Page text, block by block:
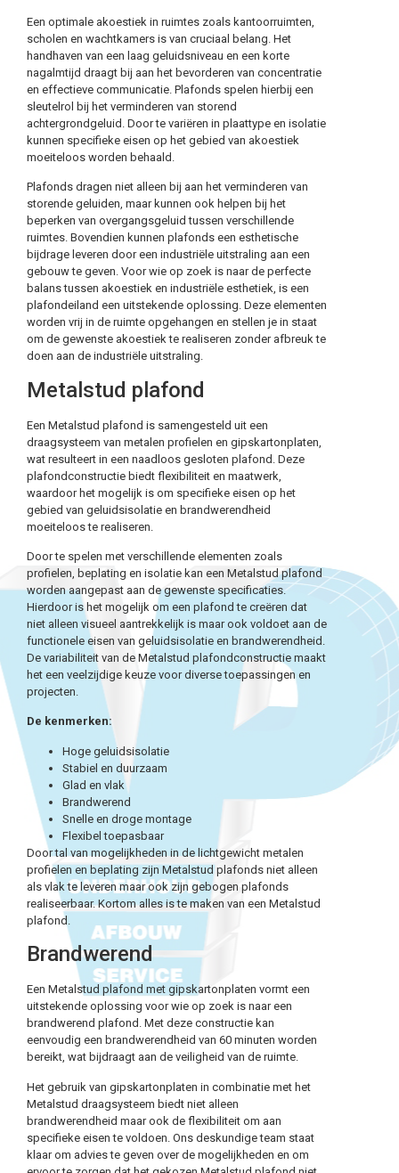
Een optimale akoestiek in ruimtes zoals kantoorruimten,
scholen en wachtkamers is van cruciaal belang. Het
handhaven van een laag geluidsniveau en een korte
nagalmtijd draagt bij aan het bevorderen van concentratie
en effectieve communicatie. Plafonds spelen hierbij een
sleutelrol bij het verminderen van storend
achtergrondgeluid. Door te variëren in plaattype en isolatie
kunnen specifieke eisen op het gebied van akoestiek
moeiteloos worden behaald.
Plafonds dragen niet alleen bij aan het verminderen van
storende geluiden, maar kunnen ook helpen bij het
beperken van overgangsgeluid tussen verschillende
ruimtes. Bovendien kunnen plafonds een esthetische
bijdrage leveren door een industriële uitstraling aan een
gebouw te geven. Voor wie op zoek is naar de perfecte
balans tussen akoestiek en industriële esthetiek, is een
plafondeiland een uitstekende oplossing. Deze elementen
worden vrij in de ruimte opgehangen en stellen je in staat
om de gewenste akoestiek te realiseren zonder afbreuk te
doen aan de industriële uitstraling.
Metalstud plafond
Een Metalstud plafond is samengesteld uit een
draagsysteem van metalen profielen en gipskartonplaten,
wat resulteert in een naadloos gesloten plafond. Deze
plafondconstructie biedt flexibiliteit en maatwerk,
waardoor het mogelijk is om specifieke eisen op het
gebied van geluidsisolatie en brandwerendheid
moeiteloos te realiseren.
Door te spelen met verschillende elementen zoals
profielen, beplating en isolatie kan een Metalstud plafond
worden aangepast aan de gewenste specificaties.
Hierdoor is het mogelijk om een plafond te creëren dat
niet alleen visueel aantrekkelijk is maar ook voldoet aan de
functionele eisen van geluidsisolatie en brandwerendheid.
De variabiliteit van de Metalstud plafondconstructie maakt
het een veelzijdige keuze voor diverse toepassingen en
projecten.
De kenmerken:
Hoge geluidsisolatie
Stabiel en duurzaam
Glad en vlak
Brandwerend
Snelle en droge montage
Flexibel toepasbaar
Door tal van mogelijkheden in de lichtgewicht metalen
profielen en beplating zijn Metalstud plafonds niet alleen
als vlak te leveren maar ook zijn gebogen plafonds
realiseerbaar. Kortom alles is te maken van een Metalstud
plafond.
Brandwerend
Een Metalstud plafond met gipskartonplaten vormt een
uitstekende oplossing voor wie op zoek is naar een
brandwerend plafond. Met deze constructie kan
eenvoudig een brandwerendheid van 60 minuten worden
bereikt, wat bijdraagt aan de veiligheid van de ruimte.
Het gebruik van gipskartonplaten in combinatie met het
Metalstud draagsysteem biedt niet alleen
brandwerendheid maar ook de flexibiliteit om aan
specifieke eisen te voldoen. Ons deskundige team staat
klaar om advies te geven over de mogelijkheden en om